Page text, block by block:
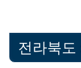
전라북도